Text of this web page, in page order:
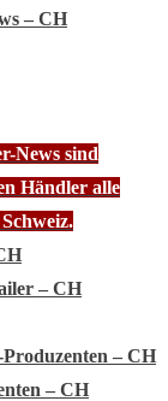
– CH
News sind
Händler alle
– CH
– CH
– CH